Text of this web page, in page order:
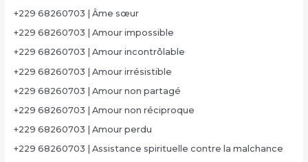
+229 68260703 | Âme sœur
+229 68260703 | Amour impossible
+229 68260703 | Amour incontrôlable
+229 68260703 | Amour irrésistible
+229 68260703 | Amour non partagé
+229 68260703 | Amour non réciproque
+229 68260703 | Amour perdu
+229 68260703 | Assistance spirituelle contre la malchance